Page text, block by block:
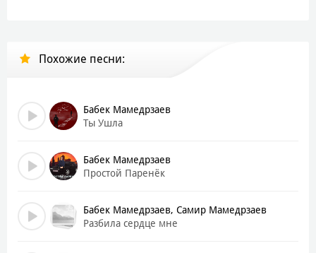
Похожие песни:
Бабек Мамедрзаев
Ты Ушла
Бабек Мамедрзаев
Простой Паренёк
Бабек Мамедрзаев, Самир Мамедрзаев
Разбила сердце мне